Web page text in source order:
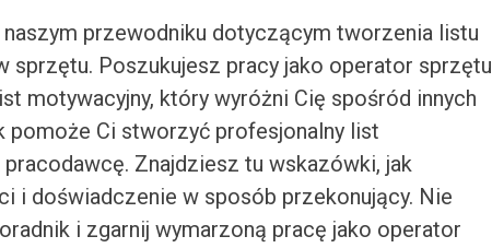
przewodniku dotyczącym tworzenia listu
sprzętu. Poszukujesz pracy jako operator sprzętu
motywacyjny, który wyróżni Cię spośród innych
pomoże Ci stworzyć profesjonalny list
pracodawcę. Znajdziesz tu wskazówki, jak
i doświadczenie w sposób przekonujący. Nie
i zgarnij wymarzoną pracę jako operator